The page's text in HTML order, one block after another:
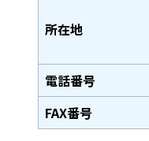
所在地
電話番号
FAX番号